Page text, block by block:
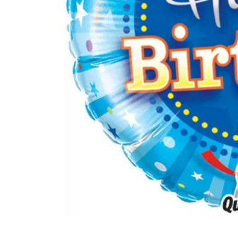
Farfurii,pahare & servetele
Ornamente sala